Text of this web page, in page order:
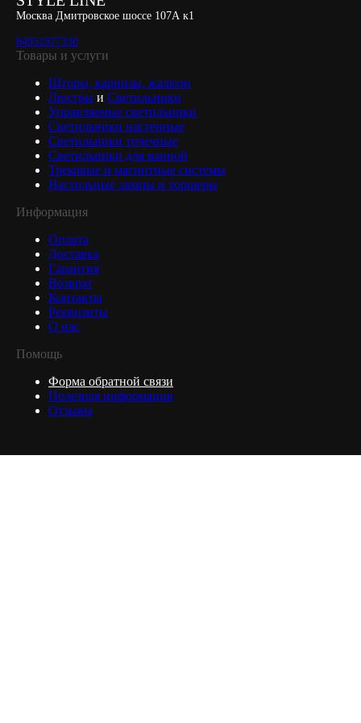
Москва Дмитровское шоссе 107А к1
84951977330
Товары и услуги
Шторы, карнизы, жалюзи
Люстры и Светильники
Управляемые светильники
Светильники настенные
Светильники точечные
Светильники для ванной
Трековые и магнитные системы
Настольные лампы и торшеры
Информация
Оплата
Доставка
Гарантия
Возврат
Контакты
Реквизиты
О нас
Помощь
Форма обратной связи
Полезная информация
Отзывы